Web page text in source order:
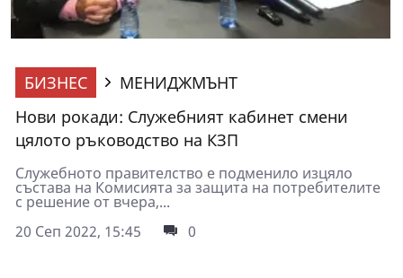
БИЗНЕС
МЕНИДЖМЪНТ
Нови рокади: Служебният кабинет смени
цялото ръководство на КЗП
Служебното правителство е подменило изцяло
състава на Комисията за защита на потребителите
с решение от вчера,...
20 Сеп 2022, 15:45
0